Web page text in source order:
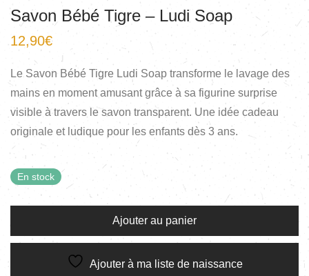
Savon Bébé Tigre – Ludi Soap
12,90€
Le Savon Bébé Tigre Ludi Soap transforme le lavage des
mains en moment amusant grâce à sa figurine surprise
visible à travers le savon transparent. Une idée cadeau
originale et ludique pour les enfants dès 3 ans.
En stock
Ajouter au panier
Ajouter à ma liste de naissance